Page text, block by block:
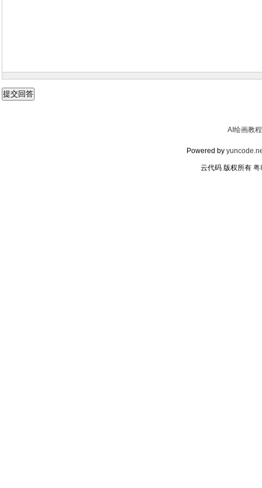
AI绘画教程
Powered by
云代码 版权所有 粤